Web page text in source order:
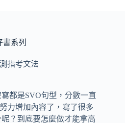
系列
指考文法
寫都是SVO句型，分數一直
力增加內容了，寫了很多
？到底要怎麼做才能拿高